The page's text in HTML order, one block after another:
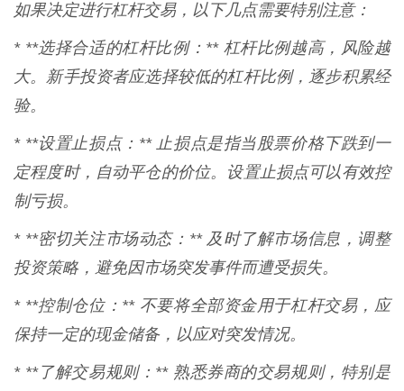
如果决定进行杠杆交易，以下几点需要特别注意：
* **选择合适的杠杆比例：** 杠杆比例越高，风险越
大。新手投资者应选择较低的杠杆比例，逐步积累经
验。
* **设置止损点：** 止损点是指当股票价格下跌到一
定程度时，自动平仓的价位。设置止损点可以有效控
制亏损。
* **密切关注市场动态：** 及时了解市场信息，调整
投资策略，避免因市场突发事件而遭受损失。
* **控制仓位：** 不要将全部资金用于杠杆交易，应
保持一定的现金储备，以应对突发情况。
* **了解交易规则：** 熟悉券商的交易规则，特别是